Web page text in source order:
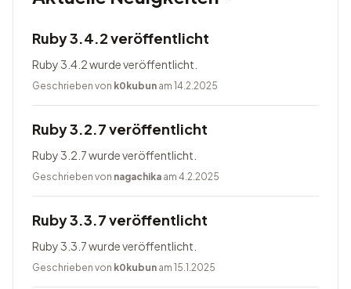
Ruby 3.4.2 veröffentlicht
Ruby 3.4.2 wurde veröffentlicht.
Geschrieben von k0kubun am 14.2.2025
Ruby 3.2.7 veröffentlicht
Ruby 3.2.7 wurde veröffentlicht.
Geschrieben von nagachika am 4.2.2025
Ruby 3.3.7 veröffentlicht
Ruby 3.3.7 wurde veröffentlicht.
Geschrieben von k0kubun am 15.1.2025